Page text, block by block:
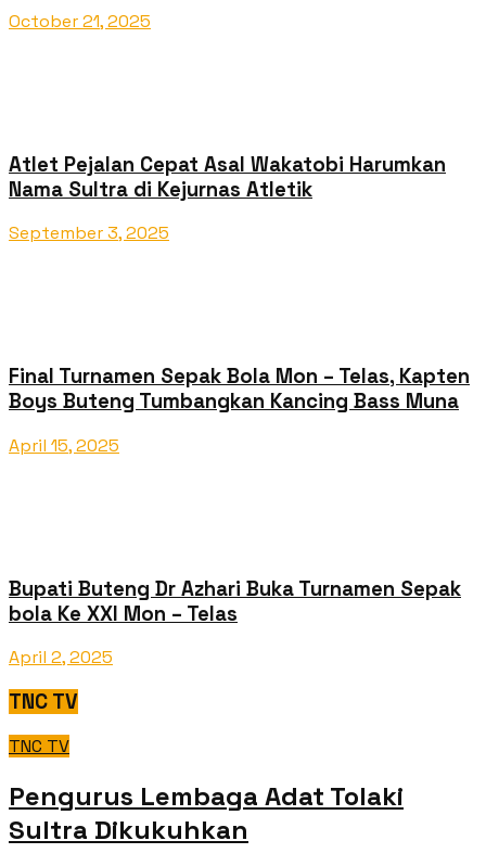
October 21, 2025
Atlet Pejalan Cepat Asal Wakatobi Harumkan
Nama Sultra di Kejurnas Atletik
September 3, 2025
Final Turnamen Sepak Bola Mon – Telas, Kapten
Boys Buteng Tumbangkan Kancing Bass Muna
April 15, 2025
Bupati Buteng Dr Azhari Buka Turnamen Sepak
bola Ke XXI Mon – Telas
April 2, 2025
TNC TV
TNC TV
Pengurus Lembaga Adat Tolaki
Sultra Dikukuhkan